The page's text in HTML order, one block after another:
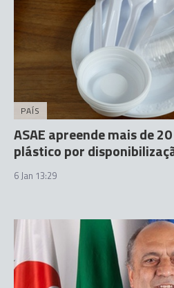
PAÍS
ASAE apreende mais de
plástico por
6 Jan 13:29